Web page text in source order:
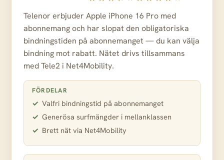
Telenor erbjuder Apple iPhone 16 Pro med
abonnemang och har slopat den obligatoriska
bindningstiden på abonnemanget — du kan välja
bindning mot rabatt. Nätet drivs tillsammans
med Tele2 i Net4Mobility.
FÖRDELAR
Valfri bindningstid på abonnemanget
Generösa surfmängder i mellanklassen
Brett nät via Net4Mobility